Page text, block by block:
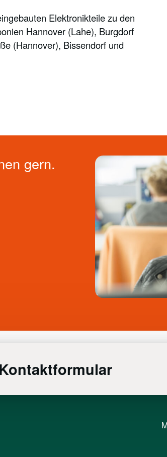
Elektronikteile zu den
Hannover (Lahe), Burgdorf
(Hannover), Bissendorf und
gern.
Kontaktformular